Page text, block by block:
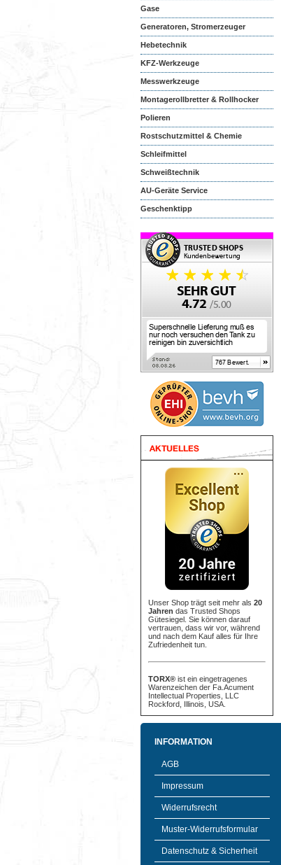
Gase
Generatoren, Stromerzeuger
Hebetechnik
KFZ-Werkzeuge
Messwerkzeuge
Montagerollbretter & Rollhocker
Polieren
Rostschutzmittel & Chemie
Schleifmittel
Schweißtechnik
AU-Geräte Service
Geschenktipp
Unser Shop trägt seit mehr als 20
Jahren das Trusted Shops
Gütesiegel. Sie können darauf
vertrauen, dass wir vor, während
und nach dem Kauf alles für Ihre
Zufriedenheit tun.
TORX® ist ein eingetragenes
Warenzeichen der Fa.Acument
Intellectual Properties, LLC
Rockford, Illinois, USA.
INFORMATION
AGB
Impressum
Widerrufsrecht
Muster-Widerrufsformular
Datenschutz & Sicherheit